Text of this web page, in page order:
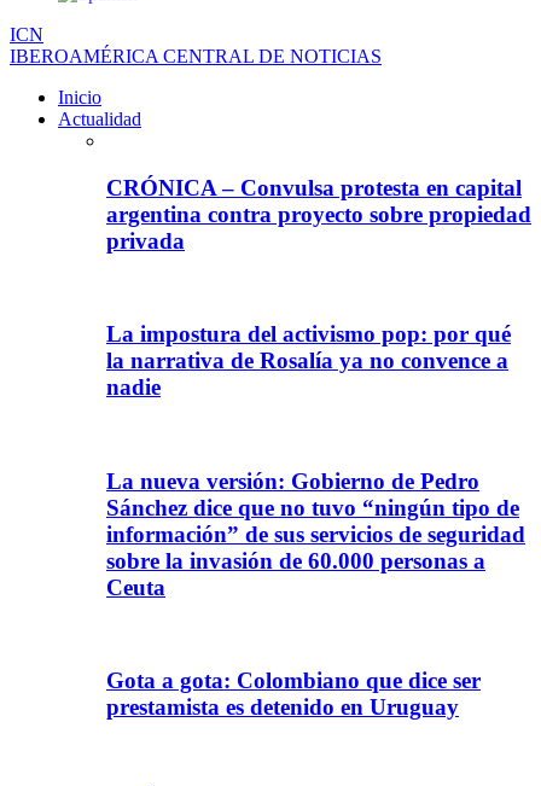
ICN
IBEROAMÉRICA CENTRAL DE NOTICIAS
Inicio
Actualidad
CRÓNICA – Convulsa protesta en capital
argentina contra proyecto sobre propiedad
privada
La impostura del activismo pop: por qué
la narrativa de Rosalía ya no convence a
nadie
La nueva versión: Gobierno de Pedro
Sánchez dice que no tuvo “ningún tipo de
información” de sus servicios de seguridad
sobre la invasión de 60.000 personas a
Ceuta
Gota a gota: Colombiano que dice ser
prestamista es detenido en Uruguay